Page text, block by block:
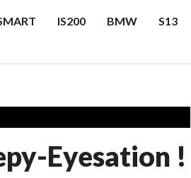
IS200 BMW S13
Eyesation !